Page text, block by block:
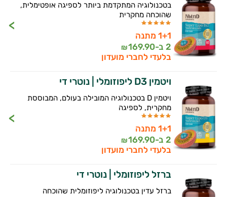
בטכנולוגיה המתקדמת ביותר לספיגה אופטימלית,
שהוכחה מחקרית
1+1 מתנה
2 ב-
169.90
₪
בלעדי לחברי מועדון
ויטמין D3 ליפוזומלי | נוטרי די
ויטמין D בטכנולוגיה המובילה בעולם, המבוססת
מחקרית, לספיגה
1+1 מתנה
2 ב-
169.90
₪
בלעדי לחברי מועדון
ברזל ליפוזומלי | נוטרי די
ברזל עדין בטכנולוגיה ליפוזומלית שהוכחה